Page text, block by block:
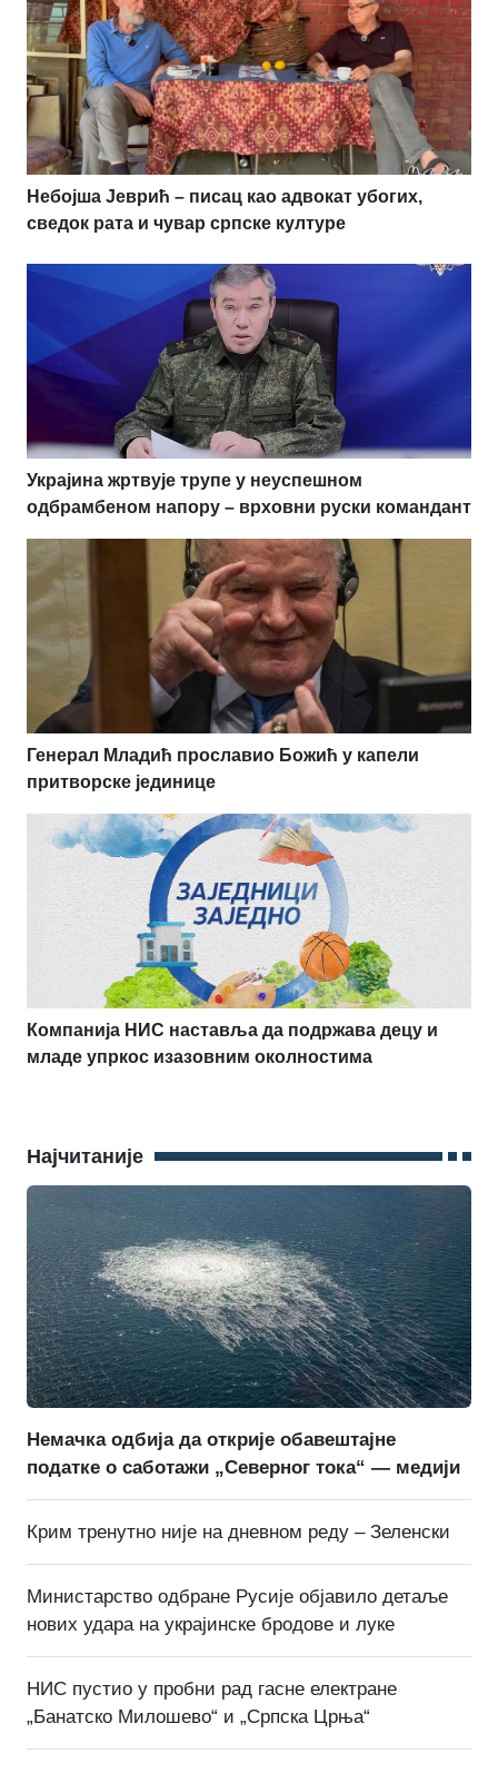
Небојша Јеврић – писац као адвокат убогих,
сведок рата и чувар српске културе
Украјина жртвује трупе у неуспешном
одбрамбеном напору – врховни руски командант
Генерал Младић прославио Божић у капели
притворске јединице
Компанија НИС наставља да подржава децу и
младе упркос изазовним околностима
Најчитаније
Немачка одбија да открије обавештајне
податке о саботажи „Северног тока“ — медији
Крим тренутно није на дневном реду – Зеленски
Министарство одбране Русије објавило детаље
нових удара на украјинске бродове и луке
НИС пустио у пробни рад гасне електране
„Банатско Милошево“ и „Српска Црња“